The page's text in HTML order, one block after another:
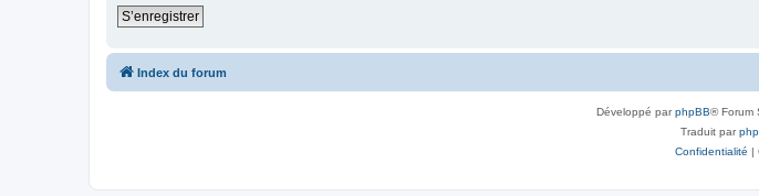
S’enregistrer
Index du forum
Développé parphpBB® Forum
Traduit par
Confidentialité |